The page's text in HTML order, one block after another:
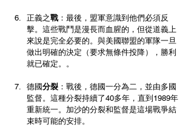
正義之戰 ：最後，盟軍意識到他們必須反
擊。這些戰鬥是漫長而血腥的，但從道義上
來說是完全必要的。與美國聯盟的軍隊一旦
做出明確的決定（要求無條件投降），勝利
就已確定。。
德國分裂 ：戰後，德國一分為二，並由多國
監督。這種分裂持續了40多年，直到1989年
重新統一。加沙的分裂和監督是這場戰爭結
束時可能的安排。